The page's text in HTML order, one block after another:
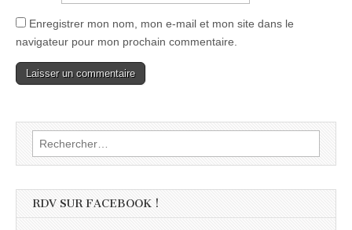
Enregistrer mon nom, mon e-mail et mon site dans le
navigateur pour mon prochain commentaire.
Rechercher :
RDV SUR FACEBOOK !